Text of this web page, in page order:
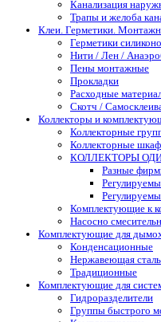
Канализация
Трапы и желоба
Клеи. Герметики.
Герметики
Нити / Лен /
Пены монтажные
Прокладки
Расходные
Скотч /
Коллекторы и
Коллекторные
Коллекторные
КОЛЛЕКТОРЫ
Разные
Комплектующие к
Насосно
Комплектующие для
Конденсационные
Нержавеющая сталь
Традиционные
Комплектующие для
Гидроразделители
Группы быстрого